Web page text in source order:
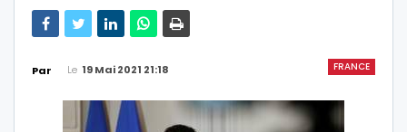
FRANCE
Par Le 19 Mai 2021 21:18